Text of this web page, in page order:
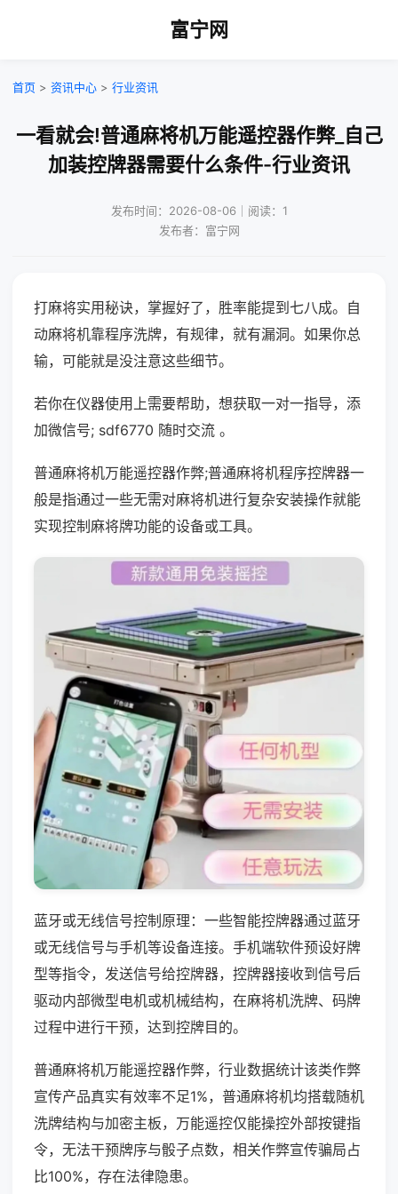
富宁网
首页 > 资讯中心 > 行业资讯
一看就会!普通麻将机万能遥控器作弊_自己
加装控牌器需要什么条件-行业资讯
发布时间：2026-08-06｜阅读：1
发布者：富宁网
打麻将实用秘诀，掌握好了，胜率能提到七八成。自
动麻将机靠程序洗牌，有规律，就有漏洞。如果你总
输，可能就是没注意这些细节。
若你在仪器使用上需要帮助，想获取一对一指导，添
加微信号; sdf6770 随时交流 。
普通麻将机万能遥控器作弊;普通麻将机程序控牌器一
般是指通过一些无需对麻将机进行复杂安装操作就能
实现控制麻将牌功能的设备或工具。
蓝牙或无线信号控制原理：一些智能控牌器通过蓝牙
或无线信号与手机等设备连接。手机端软件预设好牌
型等指令，发送信号给控牌器，控牌器接收到信号后
驱动内部微型电机或机械结构，在麻将机洗牌、码牌
过程中进行干预，达到控牌目的。
普通麻将机万能遥控器作弊，行业数据统计该类作弊
宣传产品真实有效率不足1%，普通麻将机均搭载随机
洗牌结构与加密主板，万能遥控仅能操控外部按键指
令，无法干预牌序与骰子点数，相关作弊宣传骗局占
比100%，存在法律隐患。